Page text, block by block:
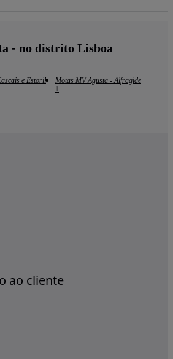
- no distrito Lisboa
e Estoril
Motas MV Agusta - Alfragide
1
ao cliente